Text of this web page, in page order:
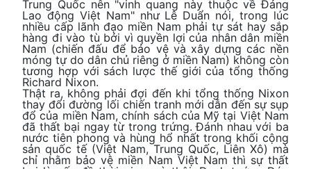
Trung Quốc nên "vinh quang này thuộc về Đảng
Lao động Việt Nam" như Lê Duẩn nói, trong lúc
nhiều cấp lãnh đạo miền Nam phải tự sát hay sắp
hàng đi vào tù bởi vì quyền lợi của nhân dân miền
Nam (chiến đấu để bảo vệ và xây dựng các nền
móng tự do dân chủ riêng ở miền Nam) không còn
tương hợp với sách lược thế giới của tổng thống
Richard Nixon.
Thật ra, không phải đợi đến khi tổng thống Nixon
thay đổi đường lối chiến tranh mới dẫn đến sự sụp
đổ của miền Nam, chính sách của Mỹ tại Việt Nam
đã thất bại ngay từ trong trứng. Đánh nhau với ba
nước tiên phong và hùng hổ nhất trong khối cộng
sản quốc tế (Việt Nam, Trung Quốc, Liên Xô) mà
chỉ nhằm bảo vệ miền Nam Việt Nam thì sự thất